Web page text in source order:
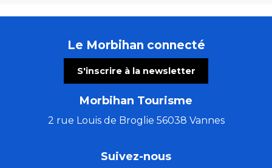
Le Morbihan connecté
S'inscrire à la newsletter
Morbihan Tourisme
2 rue Louis de Broglie 56038 Vannes
Suivez-nous